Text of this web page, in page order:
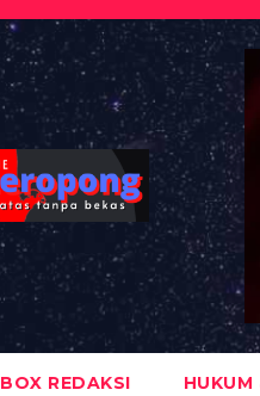
BOX REDAKSI HUKUM